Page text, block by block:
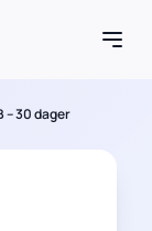
– 30 dager